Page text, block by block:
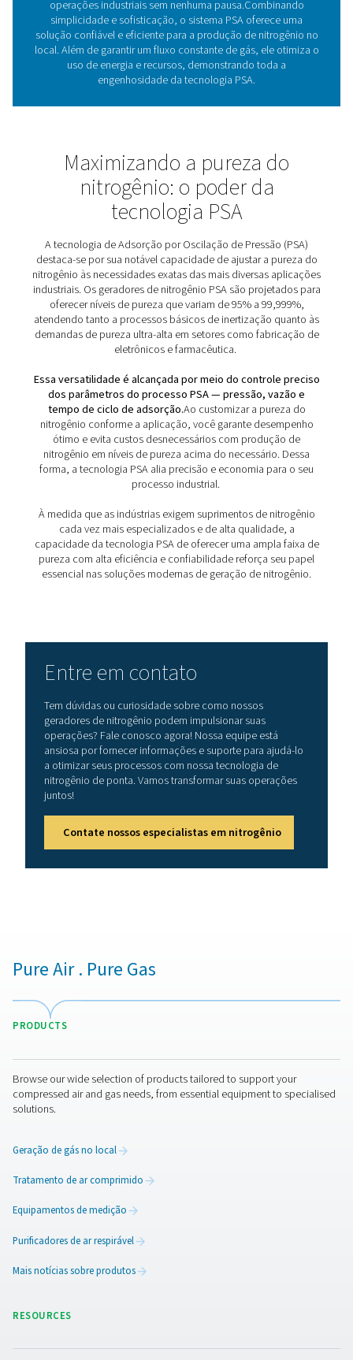
aplicações industriais.
2. Garantindo a produção contínua: os
pressão dupla
Para manter um fluxo constante de nitrogênio, os
regeneração, liberando os gases capturados.Esse
alternado entre os dois vasos permite que a
nitrogênio seja ininterrupta. O sistema faz a troca
entre eles, assegurando que não haja pausas na
Juntos, a peneira molecular de carbono e os vasos de
duplos formam a espinha dorsal dos geradores de
PSA, garantindo um fornecimento confiável e
nitrogênio de alta pureza para atender às demandas
diversos setores industriais.
Explicação do ciclo do
de geração de nitrogênio
O processo de Adsorção por Oscilação de Pressão
projetado para gerar nitrogênio por meio de uma
de etapas meticulosamente controladas.
O processo começa quando o ar comprimido é
um dos vasos de pressão do sistema PSA. Lá, a
molecular de carbono (CMS) entra em ação,
seletivamente o oxigênio, o dióxido de carbono e a
presentes no ar.Enquanto isso, as moléculas de
por terem tamanho maior que os poros da CMS —
retidas e seguem fluindo livremente para fora do
adsorção seletiva é a chave para produzir
pureza exata que sua aplicação exige.
ser regenerado. Esse processo recupera parte dos
aumenta a eficiência do sistema e minimiza
Após a equalização de pressão, o sistema reduz a
vaso destinado à regeneração, permitindo que a CMS
gases previamente adsorvidos. Esses gases são então
para a atmosfera ou coletados para recuperação,
para uma nova rodada de produção de nitrogênio,
longevidade e o desempenho do material.
Na etapa final do processo PSA, o fluxo de ar
automaticamente redirecionado para o vaso recém-
Enquanto isso, o vaso que acabou de concluir a
fornecimento ininterrupto de nitrogênio,
operações industriais sem nenhuma